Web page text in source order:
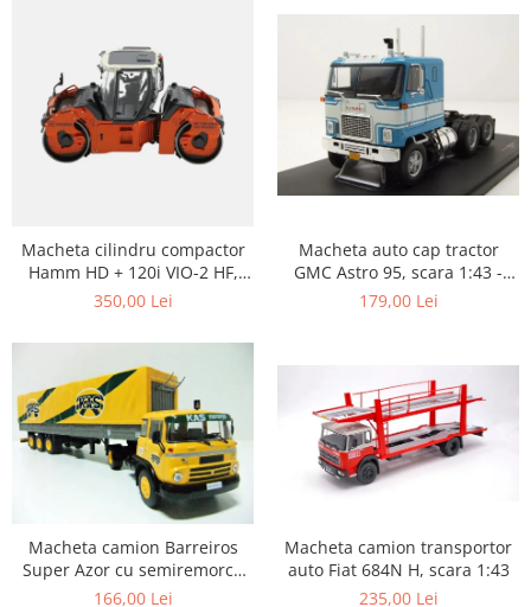
Macheta cilindru compactor
Hamm HD + 120i VIO-2 HF,
scara 1:50
350,00 Lei
Macheta auto cap tractor
GMC Astro 95, scara 1:43 -
Copie
179,00 Lei
Macheta camion Barreiros
Super Azor cu semiremorca
cu prelata, scara 1:43
166,00 Lei
Macheta camion transportor
auto Fiat 684N H, scara 1:43
235,00 Lei